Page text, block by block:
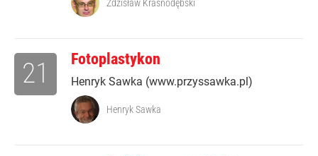
Zdzisław Krasnodębski
Fotoplastykon
Henryk Sawka (www.przyssawka.pl)
21
Henryk Sawka